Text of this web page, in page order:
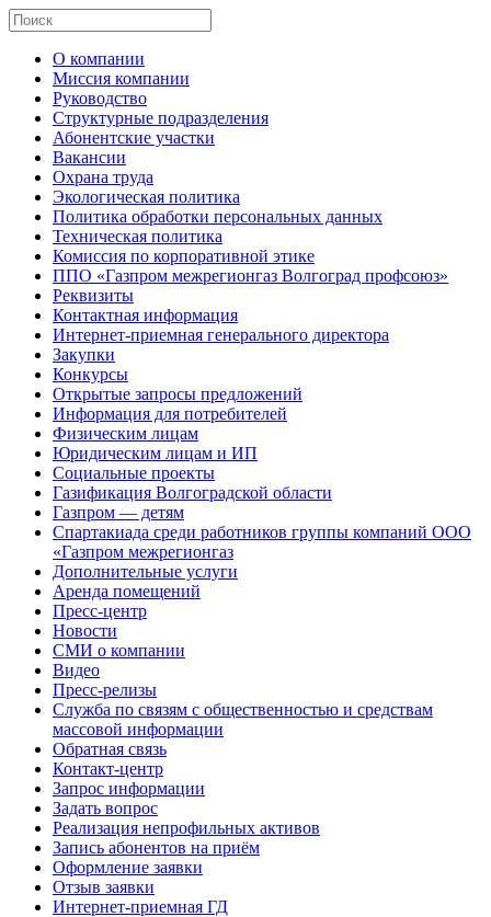
О компании
Миссия компании
Руководство
Структурные подразделения
Абонентские участки
Вакансии
Охрана труда
Экологическая политика
Политика обработки персональных данных
Техническая политика
Комиссия по корпоративной этике
ППО «Газпром межрегионгаз Волгоград профсоюз»
Реквизиты
Контактная информация
Интернет-приемная генерального директора
Закупки
Конкурсы
Открытые запросы предложений
Информация для потребителей
Физическим лицам
Юридическим лицам и ИП
Социальные проекты
Газификация Волгоградской области
Газпром — детям
Спартакиада среди работников группы компаний ООО
«Газпром межрегионгаз
Дополнительные услуги
Аренда помещений
Пресс-центр
Новости
СМИ о компании
Видео
Пресс-релизы
Служба по связям с общественностью и средствам
массовой информации
Обратная связь
Контакт-центр
Запрос информации
Задать вопрос
Реализация непрофильных активов
Запись абонентов на приём
Оформление заявки
Отзыв заявки
Интернет-приемная ГД